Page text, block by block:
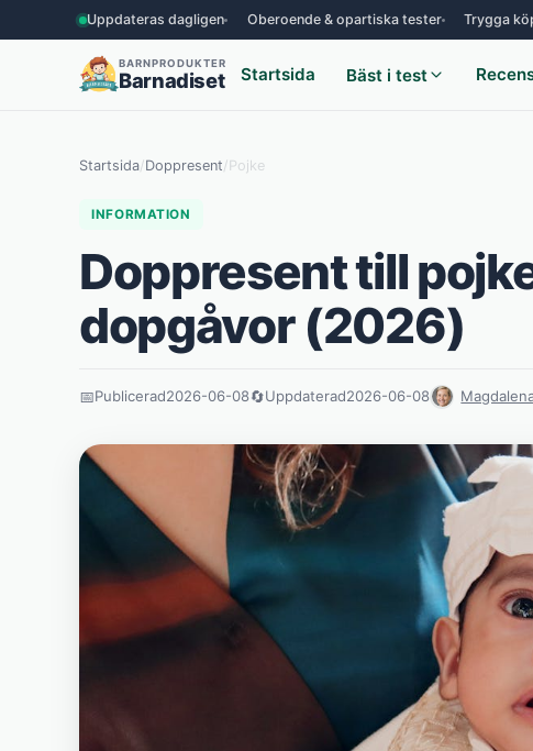
Uppdateras dagligen Oberoende & opartiska tester Trygga
BARNPRODUKTER
Barnadiset Startsida Bäst i test
Startsida/Doppresent/ Pojke
INFORMATION
Doppresent till
dopgåvor (2026)
📅Publicerad2026-06-08🔄Uppdaterad2026-06-08